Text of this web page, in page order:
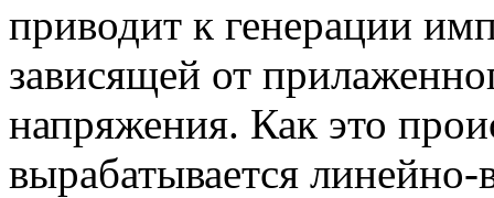
приводит к генерации
зависящей от
напряжения. Как это
вырабатывается